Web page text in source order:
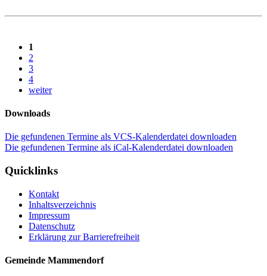
1
2
3
4
weiter
Downloads
Die gefundenen Termine als VCS-Kalenderdatei downloaden
Die gefundenen Termine als iCal-Kalenderdatei downloaden
Quicklinks
Kontakt
Inhaltsverzeichnis
Impressum
Datenschutz
Erklärung zur Barrierefreiheit
Gemeinde Mammendorf